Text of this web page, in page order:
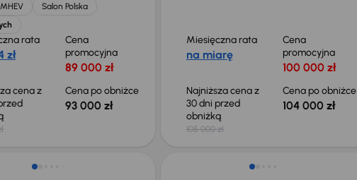
Salon Polska
rata
zł
Cena
promocyjna
89 000 zł
cena z
Cena po obniżce
93 000 zł
Miesięczna rata
na miarę
Cena
promocyjna
100 000 zł
Najniższa cena z
30 dni przed
obniżką
105 000 zł
Cena po obniżce
104 000 zł
000 zł